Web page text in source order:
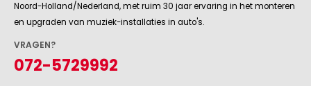
Noord-Holland/Nederland, met ruim 30 jaar ervaring in het monteren
en upgraden van muziek-installaties in auto's.
VRAGEN?
072-5729992